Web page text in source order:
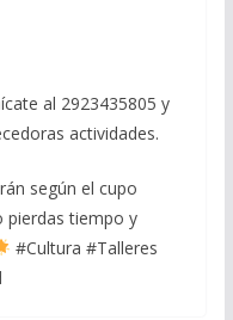
al 2923435805 y
actividades.
según el cupo
pierdas tiempo y
#Cultura #Talleres